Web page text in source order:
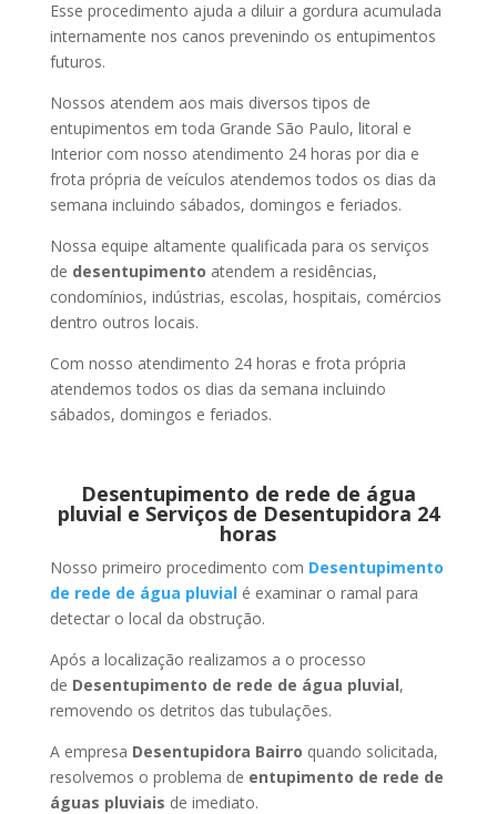
Esse procedimento ajuda a diluir a gordura acumulada
internamente nos canos prevenindo os entupimentos
futuros.
Nossos atendem aos mais diversos tipos de
entupimentos em toda Grande São Paulo, litoral e
Interior com nosso atendimento 24 horas por dia e
frota própria de veículos atendemos todos os dias da
semana incluindo sábados, domingos e feriados.
Nossa equipe altamente qualificada para os serviços
de desentupimento atendem a residências,
condomínios, indústrias, escolas, hospitais, comércios
dentro outros locais.
Com nosso atendimento 24 horas e frota própria
atendemos todos os dias da semana incluindo
sábados, domingos e feriados.
Desentupimento de rede de água
pluvial e Serviços de Desentupidora 24
horas
Nosso primeiro procedimento com Desentupimento
de rede de água pluvialé examinar o ramal para
detectar o local da obstrução.
Após a localização realizamos a o processo
de Desentupimento de rede de água pluvial,
removendo os detritos das tubulações.
A empresa Desentupidora Bairro quando solicitada,
resolvemos o problema de entupimento de rede de
águas pluviais de imediato.